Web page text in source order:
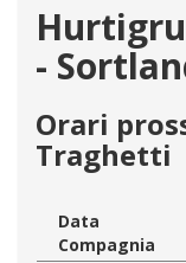
-
Orari
Traghetti
Data
Compagnia